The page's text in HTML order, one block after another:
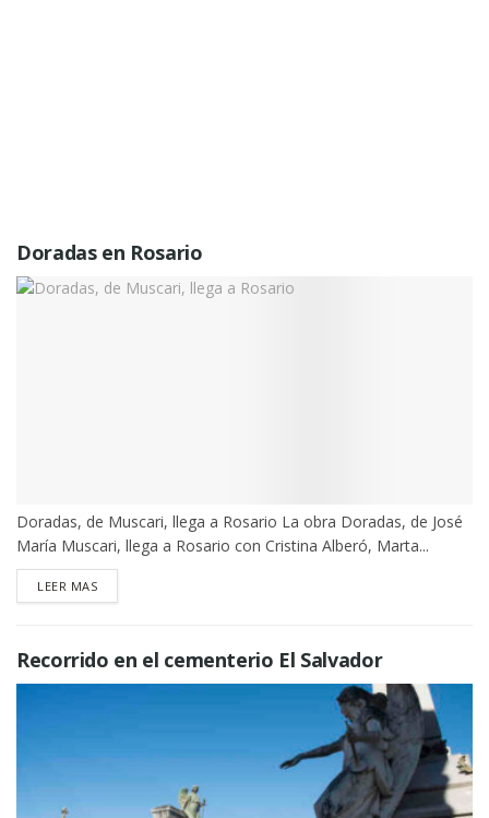
Doradas en Rosario
Doradas, de Muscari, llega a Rosario La obra Doradas, de José
María Muscari, llega a Rosario con Cristina Alberó, Marta...
LEER MASDETAILS
Recorrido en el cementerio El Salvador